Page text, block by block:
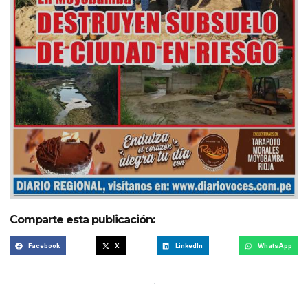
Comparte esta publicación:
Facebook X LinkedIn WhatsApp